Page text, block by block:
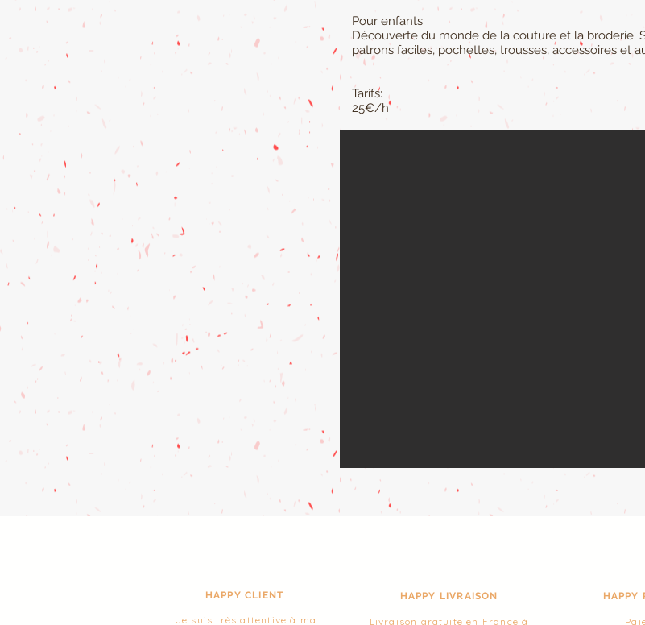
Pour enfants
Découverte du monde de la couture et la broderie.
patrons faciles, pochettes, trousses, accessoires et
Tarifs:
25€/h
HAPPY CLIENT
Je suis très attentive à ma
HAPPY LIVRAISON
Livraison gratuite en France à
HAPPY